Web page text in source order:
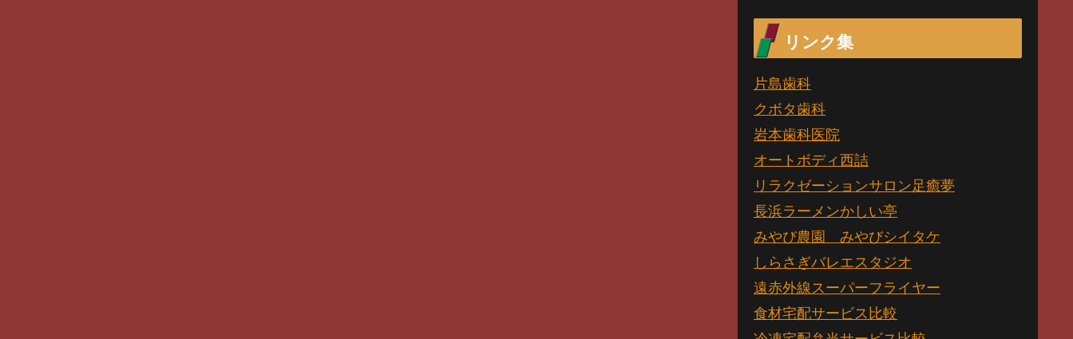
リンク集
片島歯科
クボタ歯科
岩本歯科医院
オートボディ西詰
リラクゼーションサロン足癒夢
長浜ラーメンかしい亭
みやび農園 みやびシイタケ
しらさぎバレエスタジオ
遠赤外線スーパーフライヤー
食材宅配サービス比較